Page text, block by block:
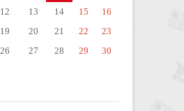
12 13 14 15
16
19 20 21 22
23
26 27 28 29
30